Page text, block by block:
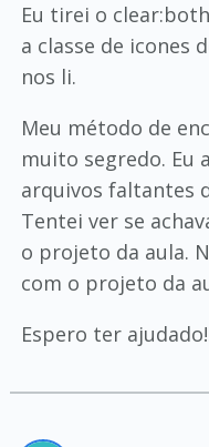
Eu tirei o
a classe de icones
nos li.
Meu método de
muito segredo. Eu
arquivos faltantes
Tentei ver se
o projeto da aula.
com o projeto da
Espero ter